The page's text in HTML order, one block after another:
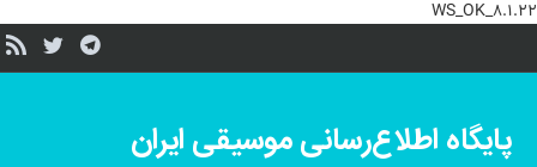
WS_OK_8.1.22
پایگاه اطلاع‌رسانی موسیقی ایران